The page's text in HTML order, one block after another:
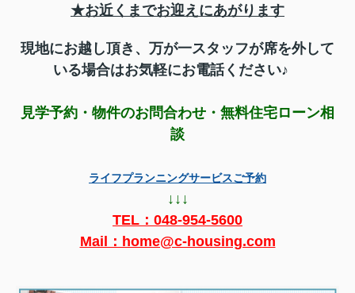
★お近くまでお迎えにあがります
現地にお越し頂き、万が一スタッフが席を外して
いる場合はお気軽にお電話ください♪
見学予約・物件のお問合わせ・無料住宅ローン相
談
ライフプランニングサービスご予約
↓↓↓
TEL： 048-954-5600
Mail：home@c-housing.com